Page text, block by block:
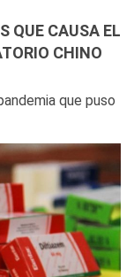
QUE CAUSA EL
CHINO
que puso